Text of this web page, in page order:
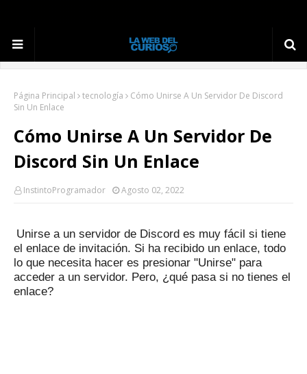
Página Principal tecnología
Cómo Unirse A Un Servidor De Discord
Sin Un Enlace
Cómo Unirse A Un Servidor De
Discord Sin Un Enlace
InstintoProgramador Agosto 02, 2022
Unirse a un servidor de Discord es muy fácil si tiene
el enlace de invitación. Si ha recibido un enlace, todo
lo que necesita hacer es presionar "Unirse" para
acceder a un servidor. Pero, ¿qué pasa si no tienes el
enlace?